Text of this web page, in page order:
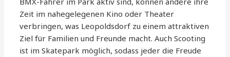
Zeit im nahegelegenen Kino oder Theater
verbringen, was Leopoldsdorf zu einem attraktiven
Ziel für Familien und Freunde macht. Auch Scooting
ist im Skatepark möglich, sodass jeder die Freude